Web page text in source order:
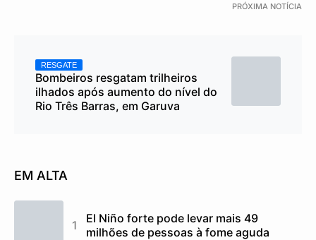
PRÓXIMA NOTÍCIA
RESGATE
Bombeiros resgatam trilheiros
ilhados após aumento do nível do
Rio Três Barras, em Garuva
EM ALTA
El Niño forte pode levar mais 49
milhões de pessoas à fome aguda